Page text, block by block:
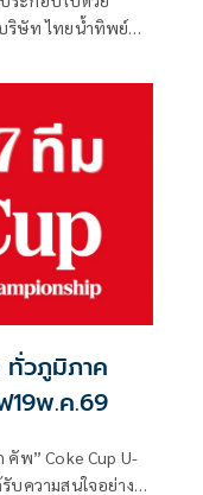
ริษัท ไทยน้ำทิพย์
ระเทศไทย ใน
2026
สายการแข่งขัน
งชิงเงินรางวัลรวม
งนักฟุตบอลอาชีพ
วภูมิภาค
19พ.ค.69
คัพ” Coke Cup U-
รับความสนใจอย่าง